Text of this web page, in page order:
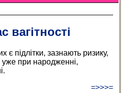
вагітності
є підлітки, зазнають ризику,
уже при народженні,
=>>>=